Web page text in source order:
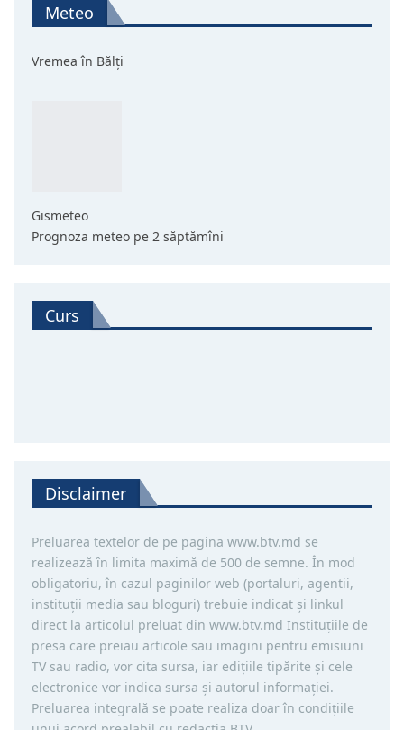
Meteo
Vremea în Bălți
Gismeteo
Prognoza meteo pe 2 săptămîni
Curs
Disclaimer
Preluarea textelor de pe pagina www.btv.md se
realizează în limita maximă de 500 de semne. În mod
obligatoriu, în cazul paginilor web (portaluri, agentii,
instituţii media sau bloguri) trebuie indicat şi linkul
direct la articolul preluat din www.btv.md Instituţiile de
presa care preiau articole sau imagini pentru emisiuni
TV sau radio, vor cita sursa, iar ediţiile tipărite și cele
electronice vor indica sursa şi autorul informaţiei.
Preluarea integrală se poate realiza doar în condiţiile